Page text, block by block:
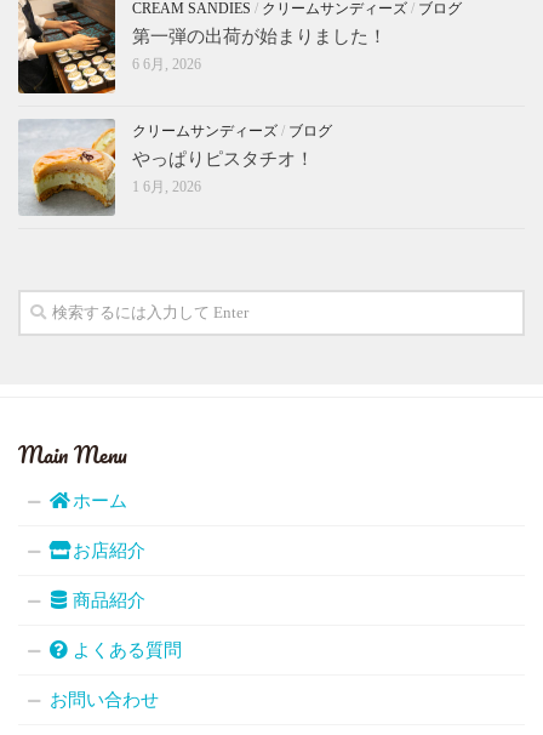
CREAM SANDIES / クリームサンディーズ / ブログ
第一弾の出荷が始まりました！
6 6月, 2026
クリームサンディーズ / ブログ
やっぱりピスタチオ！
1 6月, 2026
Main Menu
ホーム
お店紹介
商品紹介
よくある質問
お問い合わせ